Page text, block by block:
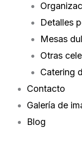
Detalles
Mesas
Otras
Catering
Contacto
Galería de
Blog